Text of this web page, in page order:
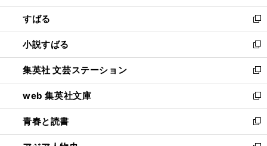
開
く
ウ
で
開
く
ン
ド
ウ
で
開
く
すばる
新
し
い
ウ
ィ
ン
ド
ウ
で
開
小説すばる
新
し
い
ウ
ィ
ン
ド
ウ
集英社 文芸ステーション
新
し
い
ウ
ィ
ン
web 集英社文庫
新
し
い
ウ
青春と読書
新
し